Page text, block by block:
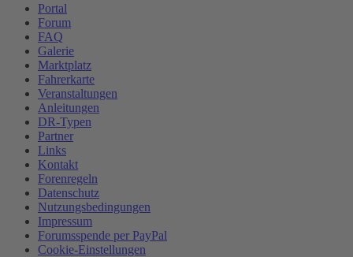
Portal
Forum
FAQ
Galerie
Marktplatz
Fahrerkarte
Veranstaltungen
Anleitungen
DR-Typen
Partner
Links
Kontakt
Forenregeln
Datenschutz
Nutzungsbedingungen
Impressum
Forumsspende per PayPal
Cookie-Einstellungen